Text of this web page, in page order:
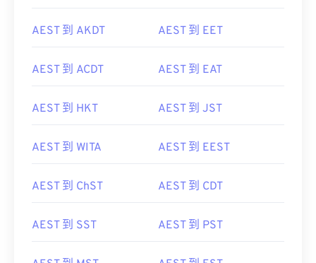
AEST 到 AKDT AEST 到 EET
AEST 到 ACDT AEST 到 EAT
AEST 到 HKT AEST 到 JST
AEST 到 WITA AEST 到 EEST
AEST 到 ChST AEST 到 CDT
AEST 到 SST AEST 到 PST